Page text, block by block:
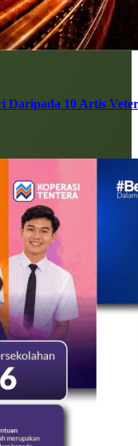
Daripada 10 Artis